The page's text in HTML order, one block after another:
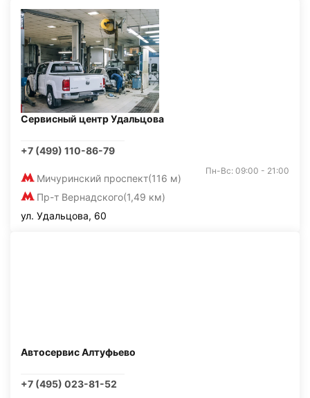
Сервисный центр Удальцова
+7 (499) 110-86-79
Мичуринский проспект(116 м)
Пр-т Вернадского(1,49 км)
Пн-Вс: 09:00 - 21:00
ул. Удальцова, 60
Автосервис Алтуфьево
+7 (495) 023-81-52